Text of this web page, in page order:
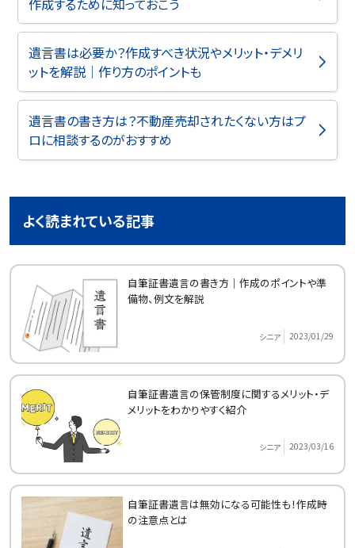
遺言書は必要か？作成すべき状況やメリット・デメリ
ットを解説｜作り方のポイントも
遺言書の書き方は？不動産売却されたくない方はプ
ロに相談するのがおすすめ
よく読まれている記事
自筆証書遺言の書き方｜作成のポイントや準
備物、例文を解説
シニア 2023/01/29
自筆証書遺言の保管制度に関するメリット・デ
メリットをわかりやすく紹介
シニア 2023/03/16
自筆証書遺言は無効になる可能性も！作成時
の注意点とは